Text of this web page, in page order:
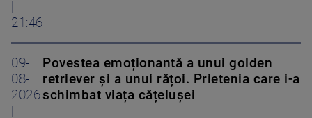
21:46
09-
08-
2026
Povestea emoționantă a unui golden
retriever și a unui rățoi. Prietenia care i-a
schimbat viața cățelușei